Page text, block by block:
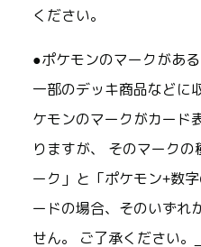
ください。
●ポケモンのマークがあ
一部のデッキ商品などに
ケモンのマークがカード
りますが、 そのマーク
ーク」と「ポケモン+数
ードの場合、そのいずれ
せん。 ご了承ください。_